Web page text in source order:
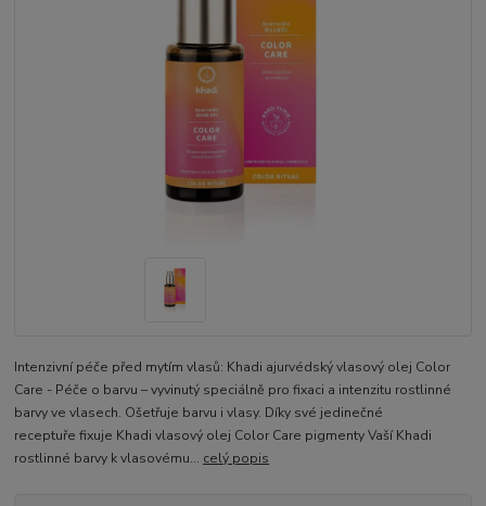
Intenzivní péče před mytím vlasů: Khadi ajurvédský vlasový olej Color
Care - Péče o barvu – vyvinutý speciálně pro fixaci a intenzitu rostlinné
barvy ve vlasech. Ošetřuje barvu i vlasy. Díky své jedinečné
receptuře fixuje Khadi vlasový olej Color Care pigmenty Vaší Khadi
rostlinné barvy k vlasovému... celý popis